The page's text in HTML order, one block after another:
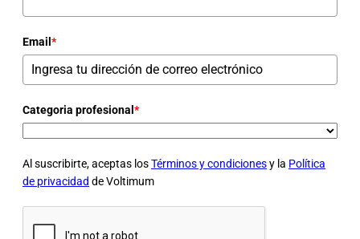
Email *
Categoria profesional *
Al suscribirte, aceptas losTérminos y condicionesy la Política
de privacidad de Voltimum